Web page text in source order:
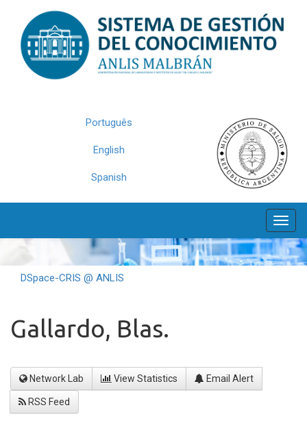
navigation
Português
English
Spanish
DSpace-CRIS @ ANLIS
Gallardo, Blas.
Network Lab View Statistics Email Alert
RSS Feed